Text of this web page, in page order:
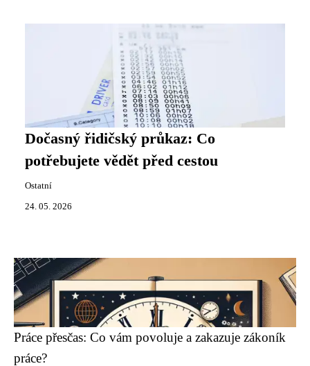
Dočasný řidičský průkaz: Co
potřebujete vědět před cestou
Ostatní
24. 05. 2026
Práce přesčas: Co vám povoluje a zakazuje zákoník
práce?